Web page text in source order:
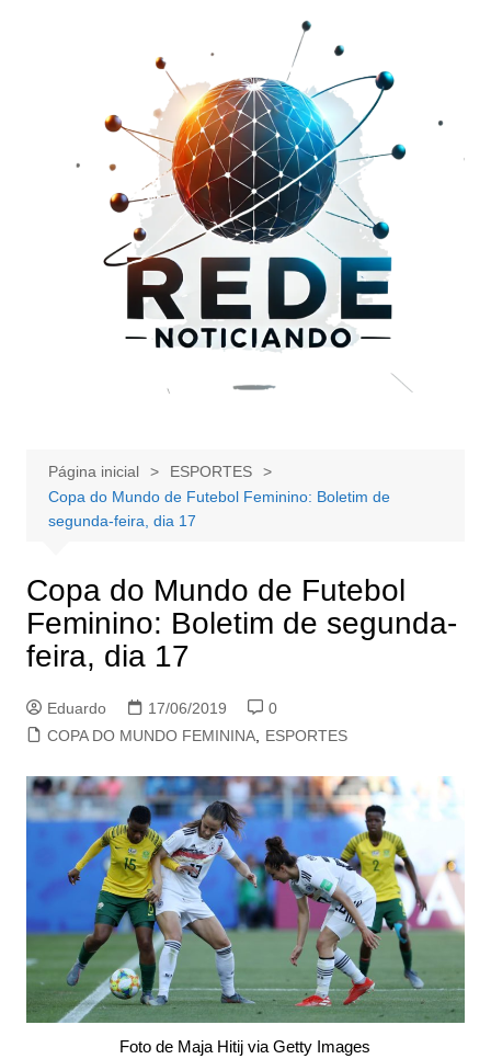
Página inicial
ESPORTES
Copa do Mundo de Futebol Feminino: Boletim de
segunda-feira, dia 17
Copa do Mundo de Futebol
Feminino: Boletim de segunda-
feira, dia 17
Eduardo 17/06/2019
0
COPA DO MUNDO FEMININA, ESPORTES
Foto de Maja Hitij via Getty Images